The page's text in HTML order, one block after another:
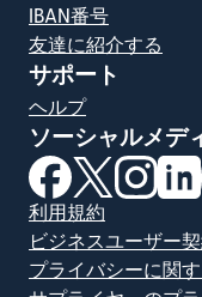
IBAN番号
友達に紹介する
サポート
ヘルプ
ソーシャルメデ
（別ウィンド
（別ウィ
（別
利用規約
ビジネスユーザー
プライバシーに関